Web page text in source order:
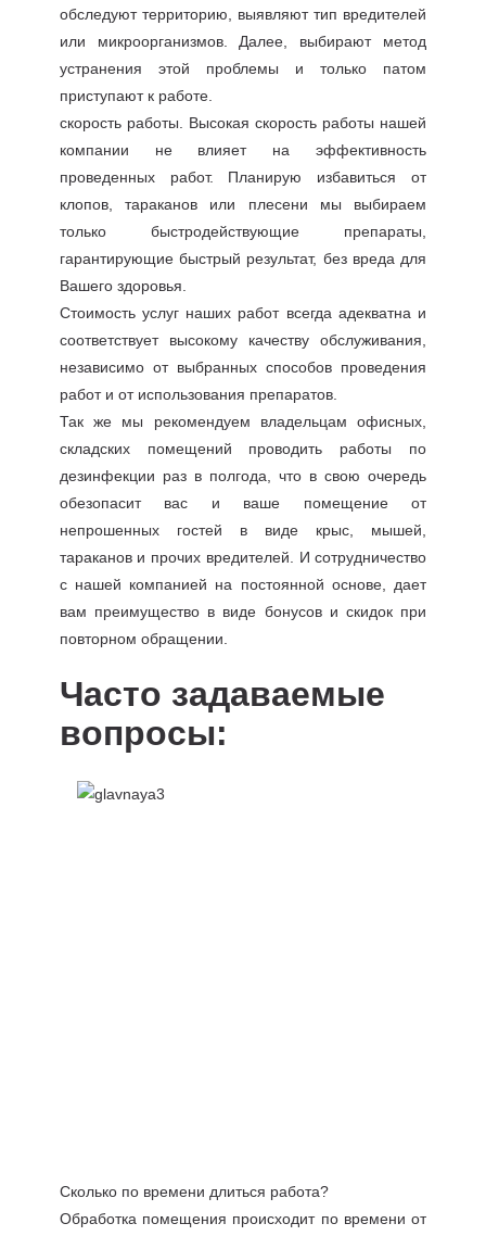
обследуют территорию, выявляют тип вредителей
или микроорганизмов. Далее, выбирают метод
устранения этой проблемы и только патом
приступают к работе.
скорость работы. Высокая скорость работы нашей
компании не влияет на эффективность
проведенных работ. Планирую избавиться от
клопов, тараканов или плесени мы выбираем
только быстродействующие препараты,
гарантирующие быстрый результат, без вреда для
Вашего здоровья.
Стоимость услуг наших работ всегда адекватна и
соответствует высокому качеству обслуживания,
независимо от выбранных способов проведения
работ и от использования препаратов.
Так же мы рекомендуем владельцам офисных,
складских помещений проводить работы по
дезинфекции раз в полгода, что в свою очередь
обезопасит вас и ваше помещение от
непрошенных гостей в виде крыс, мышей,
тараканов и прочих вредителей. И сотрудничество
с нашей компанией на постоянной основе, дает
вам преимущество в виде бонусов и скидок при
повторном обращении.
Часто задаваемые
вопросы:
Сколько по времени длиться работа?
Обработка помещения происходит по времени от